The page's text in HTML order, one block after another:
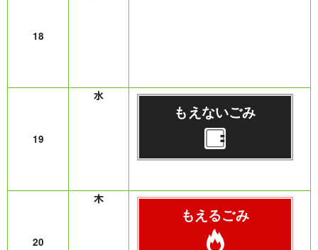
18
19
もえないごみ
20
もえるごみ